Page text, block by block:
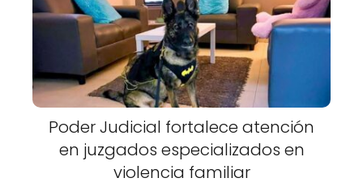
Poder Judicial fortalece atención
en juzgados especializados en
violencia familiar